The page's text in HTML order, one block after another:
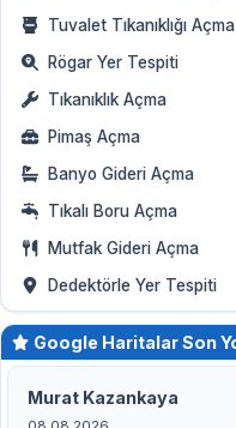
Tuvalet Tıkanıklığı Açma
Rögar Yer Tespiti
Tıkanıklık Açma
Pimaş Açma
Banyo Gideri Açma
Tıkalı Boru Açma
Mutfak Gideri Açma
Dedektörle Yer Tespiti
Google Haritalar Son
Murat Kazankaya